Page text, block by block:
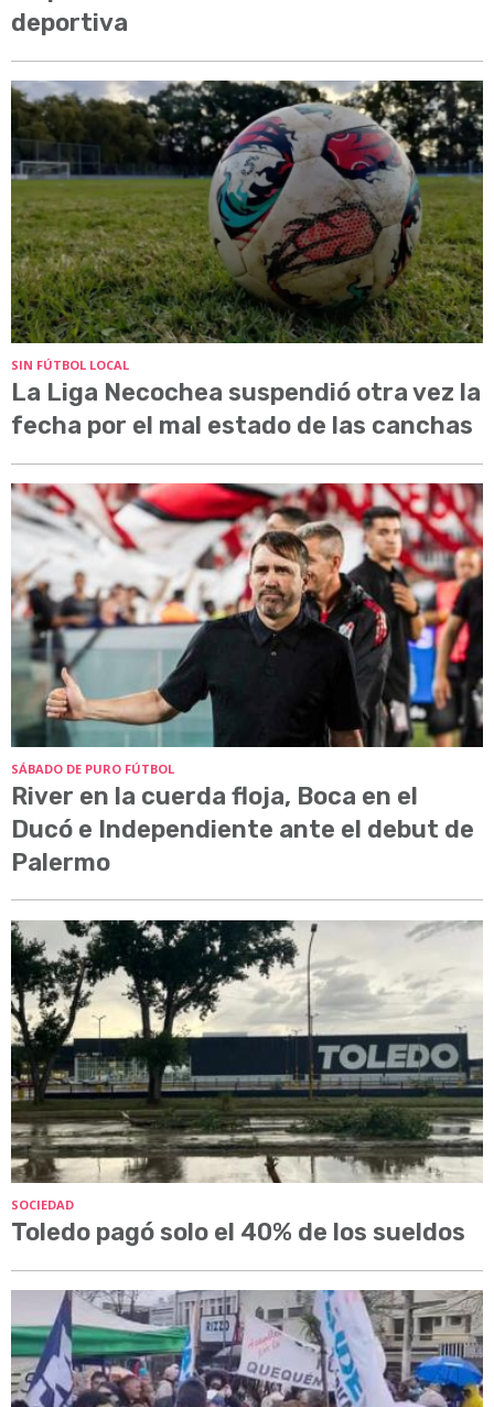
deportiva
SIN FÚTBOL LOCAL
La Liga Necochea suspendió otra vez la
fecha por el mal estado de las canchas
SÁBADO DE PURO FÚTBOL
River en la cuerda floja, Boca en el
Ducó e Independiente ante el debut de
Palermo
SOCIEDAD
Toledo pagó solo el 40% de los sueldos